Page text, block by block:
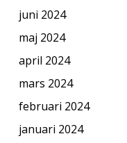
juni 2024
maj 2024
april 2024
mars 2024
februari 2024
januari 2024